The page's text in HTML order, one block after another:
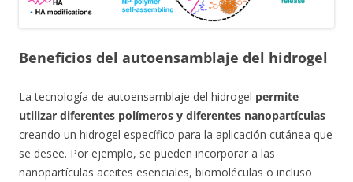
Beneficios del autoensamblaje del hidrogel
La tecnología de autoensamblaje del hidrogel permite
utilizar diferentes polímeros y diferentes nanopartículas
creando un hidrogel específico para la aplicación cutánea que
se desee. Por ejemplo, se pueden incorporar a las
nanopartículas aceites esenciales, biomoléculas o incluso